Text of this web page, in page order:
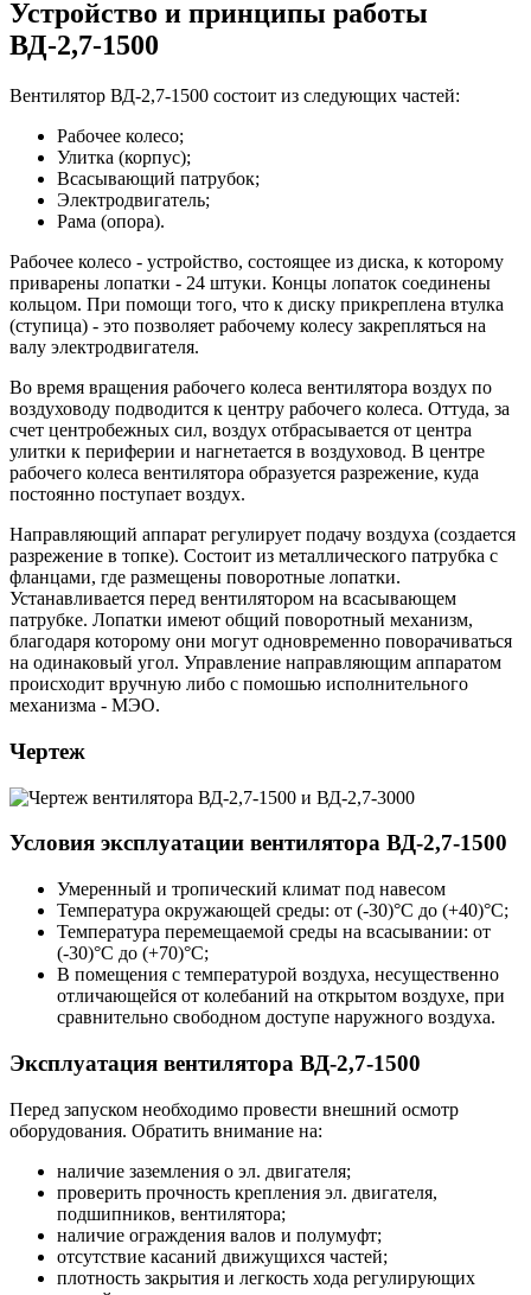
Устройство и принципы работы
ВД-2,7-1500
Вентилятор ВД-2,7-1500 состоит из следующих частей:
Рабочее колесо;
Улитка (корпус);
Всасывающий патрубок;
Электродвигатель;
Рама (опора).
Рабочее колесо - устройство, состоящее из диска, к которому
приварены лопатки - 24 штуки. Концы лопаток соединены
кольцом. При помощи того, что к диску прикреплена втулка
(ступица) - это позволяет рабочему колесу закрепляться на
валу электродвигателя.
Во время вращения рабочего колеса вентилятора воздух по
воздуховоду подводится к центру рабочего колеса. Оттуда, за
счет центробежных сил, воздух отбрасывается от центра
улитки к периферии и нагнетается в воздуховод. В центре
рабочего колеса вентилятора образуется разрежение, куда
постоянно поступает воздух.
Направляющий аппарат регулирует подачу воздуха (создается
разрежение в топке). Состоит из металлического патрубка с
фланцами, где размещены поворотные лопатки.
Устанавливается перед вентилятором на всасывающем
патрубке. Лопатки имеют общий поворотный механизм,
благодаря которому они могут одновременно поворачиваться
на одинаковый угол. Управление направляющим аппаратом
происходит вручную либо с помошью исполнительного
механизма - МЭО.
Чертеж
Условия эксплуатации вентилятора ВД-2,7-1500
Умеренный и тропический климат под навесом
Температура окружающей среды: от (-30)°С до (+40)°С;
Температура перемещаемой среды на всасывании: от
(-30)°С до (+70)°С;
В помещения с температурой воздуха, несущественно
отличающейся от колебаний на открытом воздухе, при
сравнительно свободном доступе наружного воздуха.
Эксплуатация вентилятора ВД-2,7-1500
Перед запуском необходимо провести внешний осмотр
оборудования. Обратить внимание на:
наличие заземления о эл. двигателя;
проверить прочность крепления эл. двигателя,
подшипников, вентилятора;
наличие ограждения валов и полумуфт;
отсутствие касаний движущихся частей;
плотность закрытия и легкость хода регулирующих